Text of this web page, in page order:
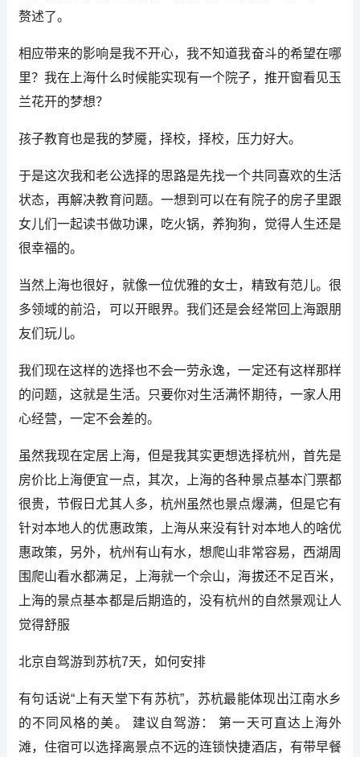
赘述了。
相应带来的影响是我不开心，我不知道我奋斗的希望在哪
里？我在上海什么时候能实现有一个院子，推开窗看见玉
兰花开的梦想？
孩子教育也是我的梦魇，择校，择校，压力好大。
于是这次我和老公选择的思路是先找一个共同喜欢的生活
状态，再解决教育问题。一想到可以在有院子的房子里跟
女儿们一起读书做功课，吃火锅，养狗狗，觉得人生还是
很幸福的。
当然上海也很好，就像一位优雅的女士，精致有范儿。很
多领域的前沿，可以开眼界。我们还是会经常回上海跟朋
友们玩儿。
我们现在这样的选择也不会一劳永逸，一定还有这样那样
的问题，这就是生活。只要你对生活满怀期待，一家人用
心经营，一定不会差的。
虽然我现在定居上海，但是我其实更想选择杭州，首先是
房价比上海便宜一点，其次，上海的各种景点基本门票都
很贵，节假日尤其人多，杭州虽然也景点爆满，但是它有
针对本地人的优惠政策，上海从来没有针对本地人的啥优
惠政策，另外，杭州有山有水，想爬山非常容易，西湖周
围爬山看水都满足，上海就一个佘山，海拔还不足百米，
上海的景点基本都是后期造的，没有杭州的自然景观让人
觉得舒服
北京自驾游到苏杭7天，如何安排
有句话说“上有天堂下有苏杭”，苏杭最能体现出江南水乡
的不同风格的美。 建议自驾游： 第一天可直达上海外
滩，住宿可以选择离景点不远的连锁快捷酒店，有带早餐